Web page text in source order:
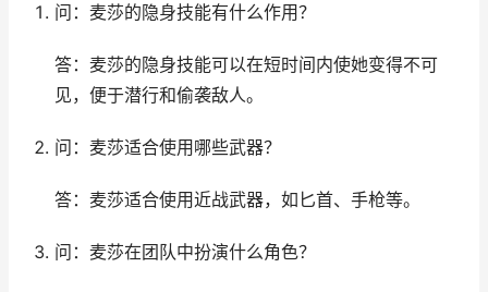
问：麦莎的隐身技能有什么作用？
答：麦莎的隐身技能可以在短时间内使她变得不可
见，便于潜行和偷袭敌人。
问：麦莎适合使用哪些武器？
答：麦莎适合使用近战武器，如匕首、手枪等。
问：麦莎在团队中扮演什么角色？